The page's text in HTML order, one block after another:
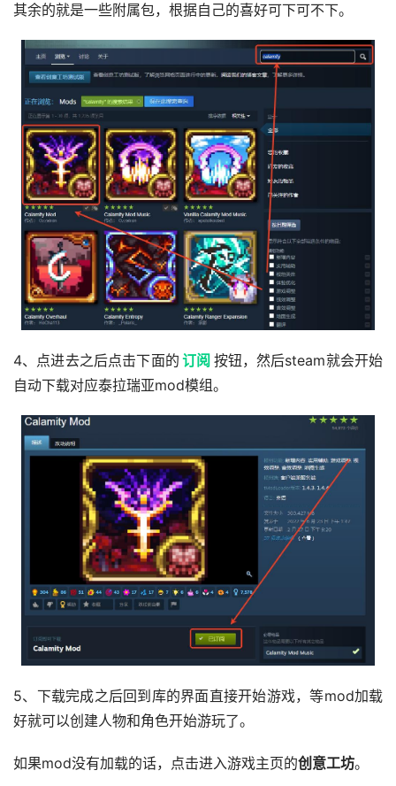
其余的就是一些附属包，根据自己的喜好可下可不下。
4、点进去之后点击下面的 订阅 按钮，然后steam就会开始
自动下载对应泰拉瑞亚mod模组。
5、下载完成之后回到库的界面直接开始游戏，等mod加载
好就可以创建人物和角色开始游玩了。
如果mod没有加载的话，点击进入游戏主页的创意工坊。